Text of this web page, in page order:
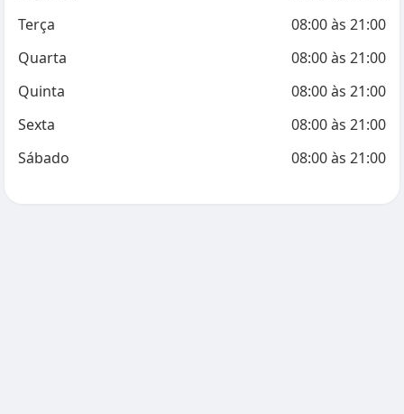
Terça
08:00às 21:00
Quarta
08:00às 21:00
Quinta
08:00às 21:00
Sexta
08:00às 21:00
Sábado
08:00às 21:00